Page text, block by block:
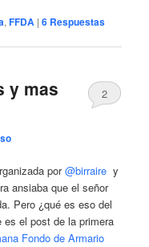
,FFDA |6 Respuestas
y mas
2
por@birraire y
ansiaba que el señor
Pero ¿qué es eso del
el post de la primera
Fondo de Armario